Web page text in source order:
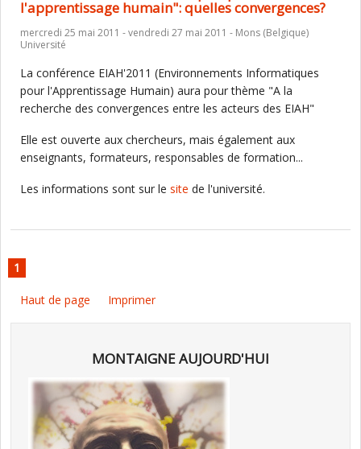
l'apprentissage humain": quelles convergences?
mercredi 25 mai 2011 - vendredi 27 mai 2011 - Mons (Belgique)
Université
La conférence EIAH'2011 (Environnements Informatiques
pour l'Apprentissage Humain) aura pour thème "A la
recherche des convergences entre les acteurs des EIAH"
Elle est ouverte aux chercheurs, mais également aux
enseignants, formateurs, responsables de formation...
Les informations sont sur le site de l'université.
1
Haut de page Imprimer
MONTAIGNE AUJOURD'HUI